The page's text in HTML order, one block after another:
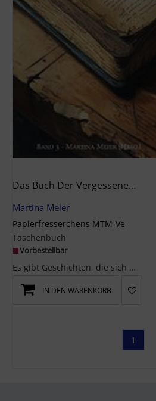
Das Buch Der Vergessenen Geschichten
Martina Meier
Papierfresserchens MTM-Ve
Taschenbuch
Vorbestellbar
Es gibt Geschichten, die sich dem Vergessen nicht widerstandslos hingeben. Sie ziehen sich zurück...
IN DEN WARENKORB
1